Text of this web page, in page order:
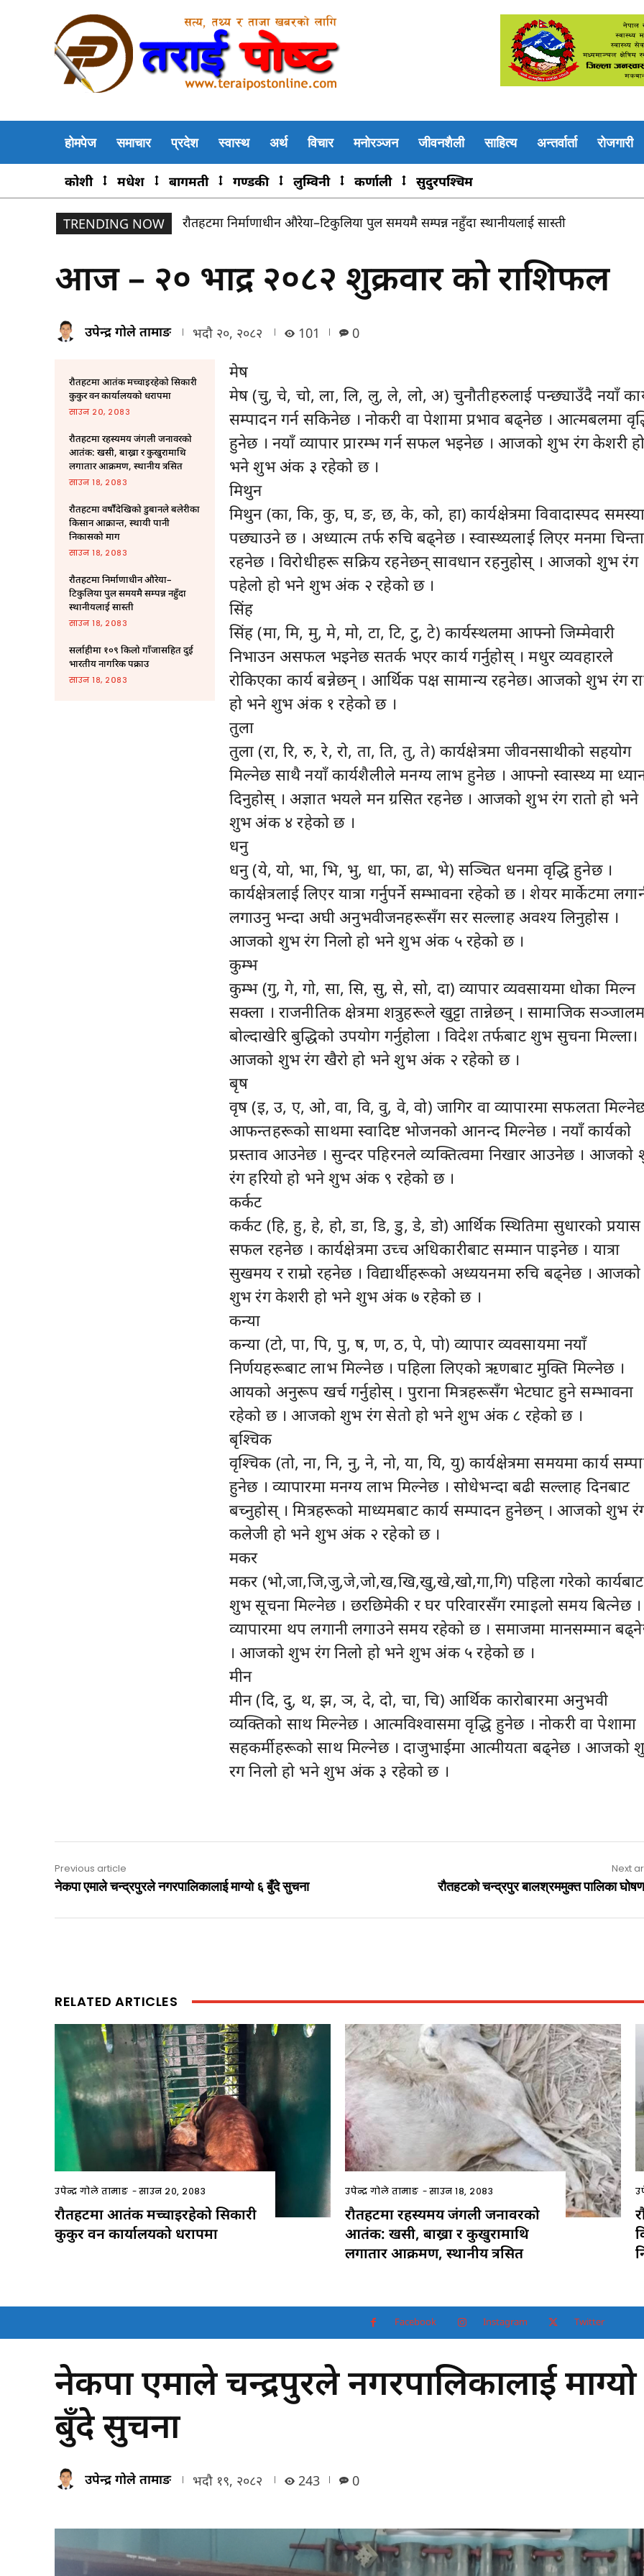
होमपेज समाचार प्रदेश स्वास्थ अर्थ विचार मनोरञ्जन जीवनशैली साहित्य अन्तर्वार्ता रोजगारी
कोशी मधेश बागमती गण्डकी लुम्विनी कर्णाली सुदुरपश्चिम
TRENDING NOW सर्लाहीमा १०९ किलो गाँजासहित दुई भारतीय नागरिक पक्राउ
आज – २० भाद्र २०८२ शुक्रवार को राशिफल
उपेन्द्र गोले तामाङ भदौ २०, २०८२ 101 0
रौतहटमा आतंक मच्चाइरहेको सिकारी
कुकुर वन कार्यालयको धरापमा
साउन २०, २०८३
रौतहटमा रहस्यमय जंगली जनावरको
आतंक: खसी, बाख्रा र कुखुरामाथि
लगातार आक्रमण, स्थानीय त्रसित
साउन १८, २०८३
राैतहटमा वर्षौंदेखिको डुबानले बलेरीका
किसान आक्रान्त, स्थायी पानी
निकासको माग
साउन १८, २०८३
राैतहटमा निर्माणाधीन औरेया–
टिकुलिया पुल समयमै सम्पन्न नहुँदा
स्थानीयलाई सास्ती
साउन १८, २०८३
सर्लाहीमा १०९ किलो गाँजासहित दुई
भारतीय नागरिक पक्राउ
साउन १८, २०८३
मेष
मेष (चु, चे, चो, ला, लि, लु, ले, लो, अ) चुनौतीहरुलाई पन्छ्याउँदै नयाँ
सम्पादन गर्न सकिनेछ । नोकरी वा पेशामा प्रभाव बढ्नेछ । आत्मबलमा
हुनेछ । नयाँ व्यापार प्रारम्भ गर्न सफल भइनेछ । आजको शुभ रंग केशरी हो
भने शुभ अंक ३ रहेको छ ।
मिथुन
मिथुन (का, कि, कु, घ, ङ, छ, के, को, हा) कार्यक्षेत्रमा विवादास्पद
पछ्याउने छ । अध्यात्म तर्फ रुचि बढ्नेछ । स्वास्थ्यलाई लिएर मनमा चिन्ता
रहनेछ । विरोधीहरू सक्रिय रहनेछन् सावधान रहनुहोस् । आजको शुभ रंग
पहेलो हो भने शुभ अंक २ रहेको छ ।
सिंह
सिंह (मा, मि, मु, मे, मो, टा, टि, टु, टे) कार्यस्थलमा आफ्नो जिम्मेवारी
निभाउन असफल भइनेछ सतर्क भएर कार्य गर्नुहोस् । मधुर व्यवहारले
रोकिएका कार्य बन्नेछन् । आर्थिक पक्ष सामान्य रहनेछ। आजको शुभ रंग
हो भने शुभ अंक १ रहेको छ ।
तुला
तुला (रा, रि, रु, रे, रो, ता, ति, तु, ते) कार्यक्षेत्रमा जीवनसाथीको सहयोग
मिल्नेछ साथै नयाँ कार्यशैलीले मनग्य लाभ हुनेछ । आफ्नो स्वास्थ्य मा
दिनुहोस् । अज्ञात भयले मन ग्रसित रहनेछ । आजको शुभ रंग रातो हो भने
शुभ अंक ४ रहेको छ ।
धनु
धनु (ये, यो, भा, भि, भु, धा, फा, ढा, भे) सञ्चित धनमा वृद्धि हुनेछ ।
कार्यक्षेत्रलाई लिएर यात्रा गर्नुपर्ने सम्भावना रहेको छ । शेयर मार्केटमा
लगाउनु भन्दा अघी अनुभवीजनहरूसँग सर सल्लाह अवश्य लिनुहोस ।
आजको शुभ रंग निलो हो भने शुभ अंक ५ रहेको छ ।
कुम्भ
कुम्भ (गु, गे, गो, सा, सि, सु, से, सो, दा) व्यापार व्यवसायमा धोका मिल्न
सक्ला । राजनीतिक क्षेत्रमा शत्रुहरूले खुट्टा तान्नेछन् । सामाजिक
बोल्दाखेरि बुद्धिको उपयोग गर्नुहोला । विदेश तर्फबाट शुभ सुचना मिल्ला।
आजको शुभ रंग खैरो हो भने शुभ अंक २ रहेको छ ।
बृष
वृष (इ, उ, ए, ओ, वा, वि, वु, वे, वो) जागिर वा व्यापारमा सफलता
आफन्तहरूको साथमा स्वादिष्ट भोजनको आनन्द मिल्नेछ । नयाँ कार्यको
प्रस्ताव आउनेछ । सुन्दर पहिरनले व्यक्तित्वमा निखार आउनेछ । आजको
रंग हरियो हो भने शुभ अंक ९ रहेको छ ।
कर्कट
कर्कट (हि, हु, हे, हो, डा, डि, डु, डे, डो) आर्थिक स्थितिमा सुधारको प्रयास
सफल रहनेछ । कार्यक्षेत्रमा उच्च अधिकारीबाट सम्मान पाइनेछ । यात्रा
सुखमय र राम्रो रहनेछ । विद्यार्थीहरूको अध्ययनमा रुचि बढ्नेछ । आजको
शुभ रंग केशरी हो भने शुभ अंक ७ रहेको छ ।
कन्या
कन्या (टो, पा, पि, पु, ष, ण, ठ, पे, पो) व्यापार व्यवसायमा नयाँ
निर्णयहरूबाट लाभ मिल्नेछ । पहिला लिएको ऋणबाट मुक्ति मिल्नेछ ।
आयको अनुरूप खर्च गर्नुहोस् । पुराना मित्रहरूसँग भेटघाट हुने सम्भावना
रहेको छ । आजको शुभ रंग सेत‍ो हो भने शुभ अंक ८ रहेको छ । ‎
बृश्चिक
वृश्चिक (तो, ना, नि, नु, ने, नो, या, यि, यु) कार्यक्षेत्रमा समयमा कार्य
हुनेछ । व्यापारमा मनग्य लाभ मिल्नेछ । सोधेभन्दा बढी सल्लाह दिनबाट
बच्नुहोस् । मित्रहरूको माध्यमबाट कार्य सम्पादन हुनेछन् । आजको शुभ
कलेजी हो भने शुभ अंक २ रहेको छ ।
मकर
मकर (भो,जा,जि,जु,जे,जो,ख,खि,खु,खे,खो,गा,गि) पहिला गरेको कार्यबाट
शुभ सूचना मिल्नेछ । छरछिमेकी र घर परिवारसँग रमाइलो समय बित्नेछ ।
व्यापारमा थप लगानी लगाउने समय रहेको छ । समाजमा मानसम्मान
। आजको शुभ रंग निलो हो भने शुभ अंक ५ रहेको छ ।
मीन
मीन (दि, दु, थ, झ, ञ, दे, दो, चा, चि) आर्थिक कारोबारमा अनुभवी
व्यक्तिको साथ मिल्नेछ । आत्मविश्वासमा वृद्धि हुनेछ । नोकरी वा पेशामा
सहकर्मीहरूको साथ मिल्नेछ । दाजुभाईमा आत्मीयता बढ्नेछ । आजको
रग निलो हो भने शुभ अंक ३ रहेको छ ।
Previous article
नेकपा एमाले चन्द्रपुरले नगरपालिकालाई माग्यो ६ बुँदे सुचना
Next
रौतहटको चन्द्रपुर बालश्रममुक्त पालिका
RELATED ARTICLES
उपेन्द्र गोले तामाङ -साउन २०, २०८३
रौतहटमा आतंक मच्चाइरहेको सिकारी
कुकुर वन कार्यालयको धरापमा
उपेन्द्र गोले तामाङ -साउन १८, २०८३
रौतहटमा रहस्यमय जंगली जनावरको
आतंक: खसी, बाख्रा र कुखुरामाथि
लगातार आक्रमण, स्थानीय त्रसित
Facebook Instagram Twitter